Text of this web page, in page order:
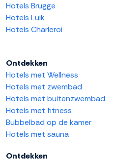
Hotels Brugge
Hotels Luik
Hotels Charleroi
Ontdekken
Hotels met Wellness
Hotels met zwembad
Hotels met buitenzwembad
Hotels met fitness
Bubbelbad op de kamer
Hotels met sauna
Ontdekken